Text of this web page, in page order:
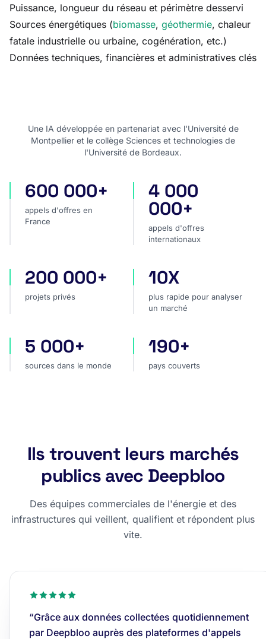
Puissance, longueur du réseau et périmètre desservi
Sources énergétiques (biomasse, géothermie, chaleur
fatale industrielle ou urbaine, cogénération, etc.)
Données techniques, financières et administratives clés
Une IA développée en partenariat avec l'Université de
Montpellier et le collège Sciences et technologies de
l'Université de Bordeaux.
appels d'offres en France
600 000+
appels d'offres en
France
appels d'offres
4 000
000+
appels d'offres
internationaux
projets privés
200 000+
projets privés
plus rapide pour analyser
10X
plus rapide pour analyser
un marché
sources dans le monde
5 000+
sources dans le monde
pays couverts
190+
pays couverts
Ils trouvent leurs marchés
publics avec Deepbloo
Des équipes commerciales de l'énergie et des
infrastructures qui veillent, qualifient et répondent plus
vite.
“Grâce aux données collectées quotidiennement
par Deepbloo auprès des plateformes d'appels